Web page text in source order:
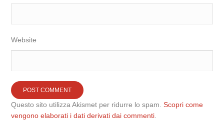
Website
Questo sito utilizza Akismet per ridurre lo spam.Scopri come
vengono elaborati i dati derivati dai commenti